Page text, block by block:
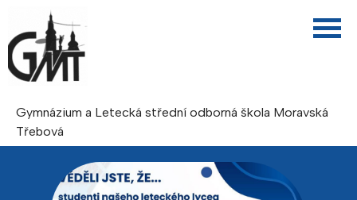
Gymnázium a Letecká střední odborná škola Moravská
Třebová